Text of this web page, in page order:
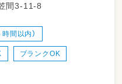
読み聞かせ、歌や手遊
ック
場見学もできるの
間3-11-8
間以内）
ブランクOK